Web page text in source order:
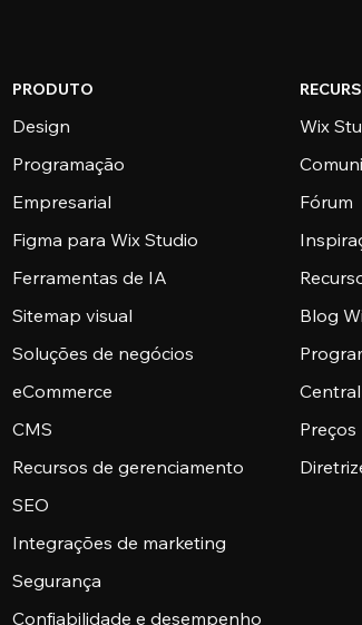
PRODUTO
Design
Programação
Empresarial
Figma para Wix Studio
Ferramentas de IA
Sitemap visual
Soluções de negócios
eCommerce
CMS
Recursos de gerenciamento
SEO
Integrações de marketing
Segurança
Confiabilidade e desempenho
Wix
Fórum
Blog
Preços